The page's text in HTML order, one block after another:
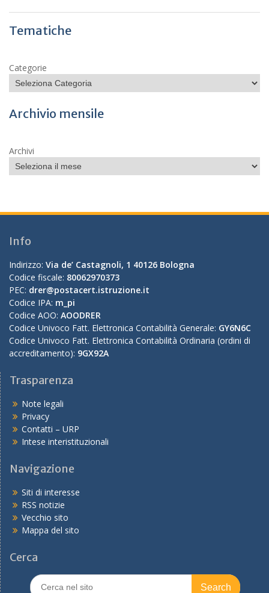
Tematiche
Categorie
Archivio mensile
Archivi
Info
Indirizzo: Via de’ Castagnoli, 1 40126 Bologna
Codice fiscale: 80062970373
PEC: drer@postacert.istruzione.it
Codice IPA: m_pi
Codice AOO: AOODRER
Codice Univoco Fatt. Elettronica Contabilità Generale: GY6N6C
Codice Univoco Fatt. Elettronica Contabilità Ordinaria (ordini di
accreditamento): 9GX92A
Trasparenza
Note legali
Privacy
Contatti – URP
Intese interistituzionali
Navigazione
Siti di interesse
RSS notizie
Vecchio sito
Mappa del sito
Cerca
Search